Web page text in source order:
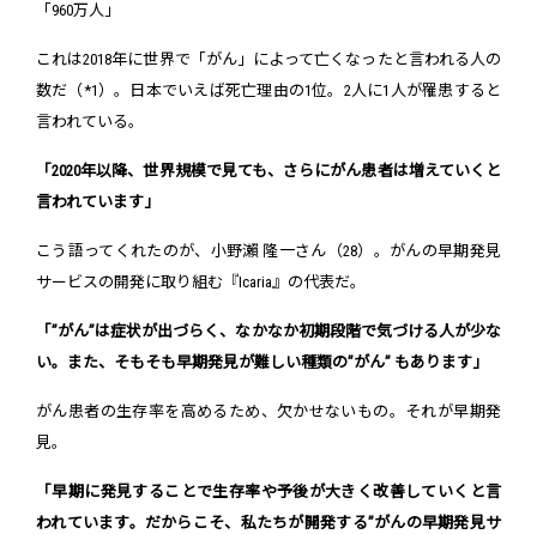
「960万人」
これは2018年に世界で「がん」によって亡くなったと言われる人の
数だ（*1）。日本でいえば死亡理由の1位。2人に1人が罹患すると
言われている。
「2020年以降、世界規模で見ても、さらにがん患者は増えていくと
言われています」
こう語ってくれたのが、小野瀨 隆一さん（28）。がんの早期発見
サービスの開発に取り組む『Icaria』の代表だ。
「”がん”は症状が出づらく、なかなか初期段階で気づける人が少な
い。また、そもそも早期発見が難しい種類の”がん” もあります」
がん患者の生存率を高めるため、欠かせないもの。それが早期発
見。
「早期に発見することで生存率や予後が大きく改善していくと言
われています。だからこそ、私たちが開発する”がんの早期発見サ